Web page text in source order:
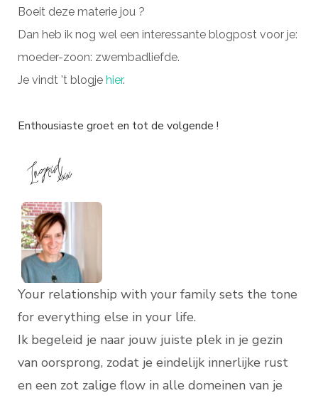
Boeit deze materie jou ?
Dan heb ik nog wel een interessante blogpost voor je:
moeder-zoon: zwembadliefde.
Je vindt 't blogje hier.
Enthousiaste groet en tot de volgende !
Your relationship with your family sets the tone
for everything else in your life.
Ik begeleid je naar jouw juiste plek in je gezin
van oorsprong, zodat je eindelijk innerlijke rust
en een zot zalige flow in alle domeinen van je